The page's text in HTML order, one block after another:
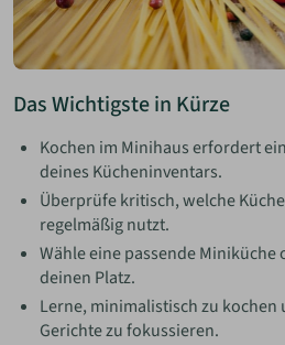
Das Wichtigste in Kürze
Kochen im Minihaus erfordert
deines Kücheninventars.
Überprüfe kritisch, welche
regelmäßig nutzt.
Wähle eine passende Miniküche
deinen Platz.
Lerne, minimalistisch zu kochen
Gerichte zu fokussieren.